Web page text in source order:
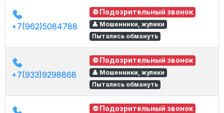
+7(962)5084788
⛔ Подозрительный звонок
👤 Мошенники, жулики
Пытались обмануть
+7(933)9298868
⛔ Подозрительный звонок
👤 Мошенники, жулики
Пытались обмануть
⛔ Подозрительный звонок